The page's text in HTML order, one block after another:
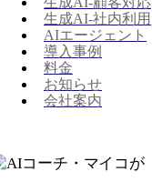
生成AI-社内利用
AIエージェント
導入事例
料金
お知らせ
会社案内